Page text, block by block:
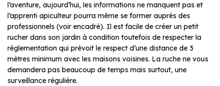
l’aventure, aujourd’hui, les informations ne manquent pas et
l’apprenti apiculteur pourra même se former auprès des
professionnels (voir encadré). Il est facile de créer un petit
rucher dans son jardin à condition toutefois de respecter la
réglementation qui prévoit le respect d’une distance de 3
mètres minimum avec les maisons voisines. La ruche ne vous
demandera pas beaucoup de temps mais surtout, une
surveillance régulière.